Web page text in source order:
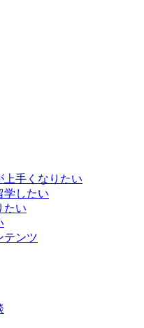
上手くなりたい
学したい
たい
テンツ